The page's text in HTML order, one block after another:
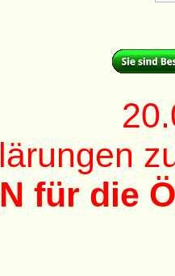
für die